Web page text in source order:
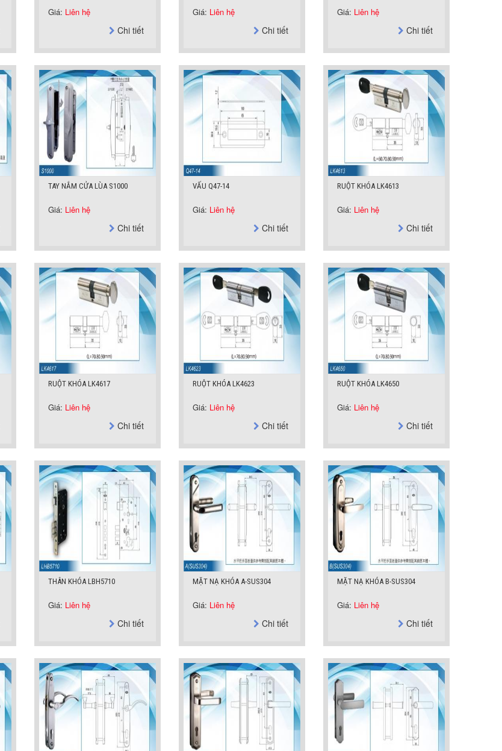
Giá: Liên hệ
Chi tiết
Giá: Liên hệ
Chi tiết
Giá: Liên hệ
Chi tiết
TAY NẮM CỬA LÙA S1000
Giá: Liên hệ
Chi tiết
VẤU Q47-14
Giá: Liên hệ
Chi tiết
RUỘT KHÓA LK4613
Giá: Liên hệ
Chi tiết
RUỘT KHÓA LK4617
Giá: Liên hệ
Chi tiết
RUỘT KHÓA LK4623
Giá: Liên hệ
Chi tiết
RUỘT KHÓA LK4650
Giá: Liên hệ
Chi tiết
THÂN KHÓA LBH5710
Giá: Liên hệ
Chi tiết
MẶT NẠ KHÓA A-SUS304
Giá: Liên hệ
Chi tiết
MẶT NẠ KHÓA B-SUS304
Giá: Liên hệ
Chi tiết